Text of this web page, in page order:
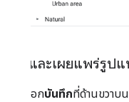
บันทึกและเผยแพร่รูป
เลือกบันทึกที่ด้านขวาบน